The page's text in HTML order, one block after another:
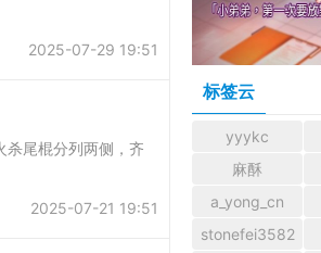
2025-07-29 19:51
棍分列两侧，齐
2025-07-21 19:51
标签云
yyykc
麻酥
a_yong_cn
stonefei3582